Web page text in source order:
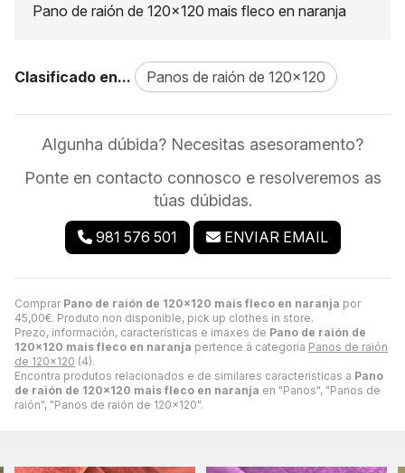
Comprar Pano de raión de 120x120 mais fleco en naranja por
45,00€. Produto non disponible, pick up clothes in store.
Prezo, información, características e imaxes de Pano de raión de
120x120 mais fleco en naranja pertence á categoria Panos de raión
de 120x120 (4).
Encontra produtos relacionados e de similares características a Pano
de raión de 120x120 mais fleco en naranja en "Panos", "Panos de
raión", "Panos de raión de 120x120".
Pano de raión de 120x120 mais fleco en naranja
Clasificado en... Panos de raión de 120x120
Algunha dúbida? Necesitas asesoramento?
Ponte en contacto connosco e resolveremos as
túas dúbidas.
981 576 501 ENVIAR EMAIL